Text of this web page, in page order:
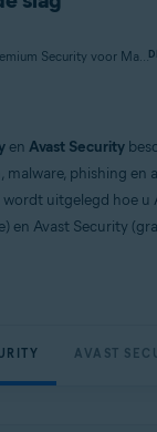
Van toepassing op Avast Premium Security voor Mac, Avast Security voor Mac
voor Mac
en Avast Security
malware, phishing en
uitgelegd hoe u
en Avast Security
AVAST